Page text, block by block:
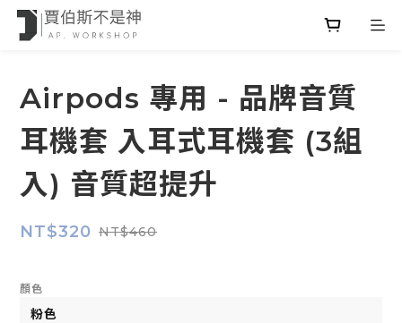
Airpods 專用 - 品牌音質
耳機套 入耳式耳機套 (3組
入) 音質超提升
NT$320 NT$460
顏色